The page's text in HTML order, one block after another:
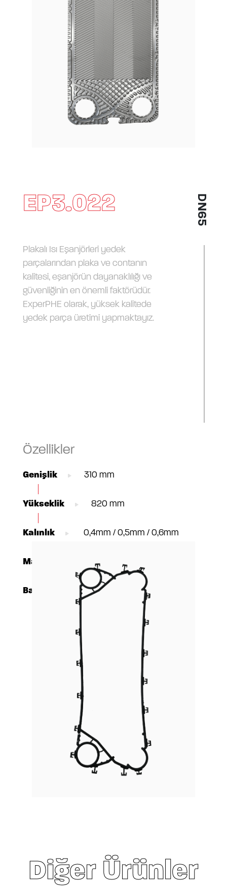
EP3.022
Plakalı Isı Eşanjörleri yedek
parçalarından plaka ve contanın
kalitesi, eşanjörün dayanaklılığı ve
güvenliğinin en önemli faktörüdür.
ExperPHE olarak, yüksek kalitede
yedek parça üretimi yapmaktayız.
DN65
Özellikler
Genişlik 310 mm
Yükseklik 820 mm
Kalınlık 0,4mm / 0,5mm / 0,6mm
Materyal AISI304 / 316, TI Gr1, C-276
Bağlantı DN65
Diğer Ürünler